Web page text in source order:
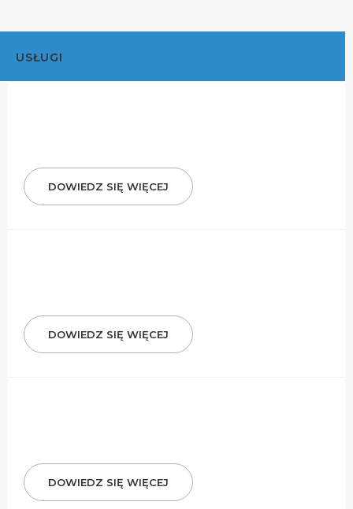
USŁUGI
DOWIEDZ SIĘ WIĘCEJ
DOWIEDZ SIĘ WIĘCEJ
DOWIEDZ SIĘ WIĘCEJ